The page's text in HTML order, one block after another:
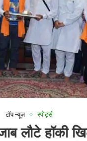
टॉप न्यूज़ स्पोर्ट्स
लौटे हॉकी